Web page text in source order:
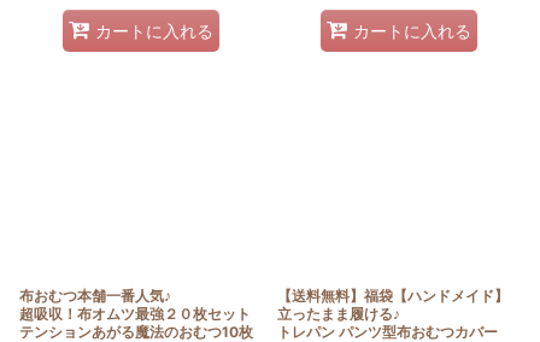
カートに入れる カートに入れる
布おむつ本舗一番人気♪
超吸収！布オムツ最強２０枚セット
テンションあがる魔法のおむつ10枚
【送料無料】福袋【ハンドメイド】
立ったまま履ける♪
トレパン パンツ型布おむつカバー